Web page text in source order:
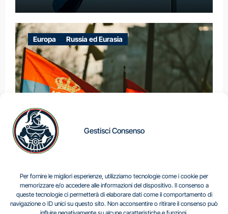
Gestisci Consenso
Per fornire le migliori esperienze, utilizziamo tecnologie come i cookie per
memorizzare e/o accedere alle informazioni del dispositivo. Il consenso a
queste tecnologie ci permetterà di elaborare dati come il comportamento di
navigazione o ID unici su questo sito. Non acconsentire o ritirare il consenso può
Europa Russia ed Eurasia